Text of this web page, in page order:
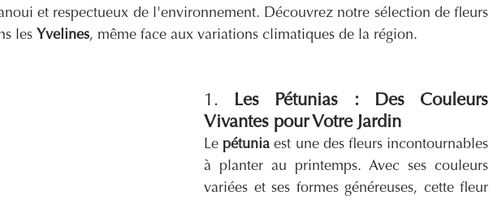
et respectueux de l'environnement. Découvrez notre sélection de fleurs
les Yvelines, même face aux variations climatiques de la région.
1. Les Pétunias : Des Couleurs
Vivantes pour Votre Jardin
Le pétunia est une des fleurs incontournables
à planter au printemps. Avec ses couleurs
variées et ses formes généreuses, cette fleur